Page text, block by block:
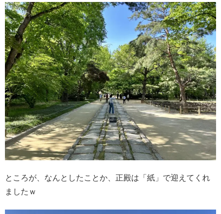
ところが、なんとしたことか、正殿は「紙」で迎えてくれ
ましたｗ